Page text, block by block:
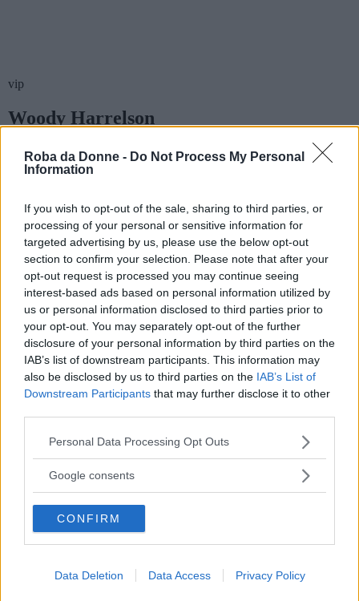
Roba da Donne - Do Not Process My Personal
Information
If you wish to opt-out of the sale, sharing to third parties, or
processing of your personal or sensitive information for
targeted advertising by us, please use the below opt-out
section to confirm your selection. Please note that after your
opt-out request is processed you may continue seeing
interest-based ads based on personal information utilized by
us or personal information disclosed to third parties prior to
your opt-out. You may separately opt-out of the further
disclosure of your personal information by third parties on the
IAB’s list of downstream participants. This information may
also be disclosed by us to third parties on the IAB’s List of
Downstream Participants that may further disclose it to other
Please note that this website/app uses one or more Google
not limited to your visit or usage behaviour. You may click to
use your data for below specified purposes in below Google
consent section.
Personal Data Processing Opt Outs
Google consents
CONFIRM
Data Deletion Data Access Privacy Policy
vip
Woody Harrelson
Citazioni e frasi
Bisogna concentrarsi su ciò che ci appassiona. Per
me sono le foreste e, naturalmente, sono
preoccupato per le foreste. Sono preoccupato per il
modo in cui la carta si fabbrica.
Frasi sulla concentrazione Frasi sulle foreste
"Natural Born Killers" in verità è un'incompresa
commedia romantica.
Frasi sulla commedia
Non sono mai stato deluso dalla recitazione perché
mi piace recitare.
Io non credo nella politica. Sono un anarchico,
penso possa definirmi così. Penso che la gente
potrebbe essere benissimo badare da sola a se stessa.